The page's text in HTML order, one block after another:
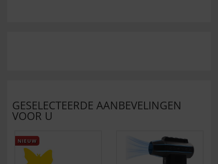
GESELECTEERDE AANBEVELINGEN
VOOR U
NIEUW